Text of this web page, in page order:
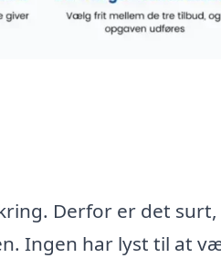
Derfor er det
Ingen har lyst til at